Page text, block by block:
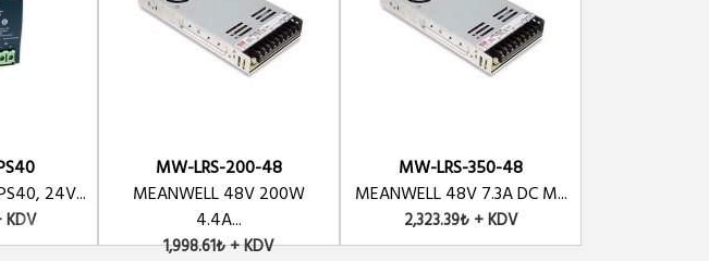
24V...
KDV
MW-LRS-200-48
MEANWELL 48V 200W
4.4A...
1,998.61₺ + KDV
MW-LRS-350-48
MEANWELL 48V 7.3A DC M...
2,323.39₺ + KDV